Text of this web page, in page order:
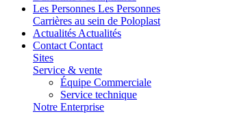
Les Personnes Les Personnes
Carrières au sein de Poloplast
Actualités Actualités
Contact Contact
Sites
Service & vente
Équipe Commerciale
Service technique
Notre Enterprise